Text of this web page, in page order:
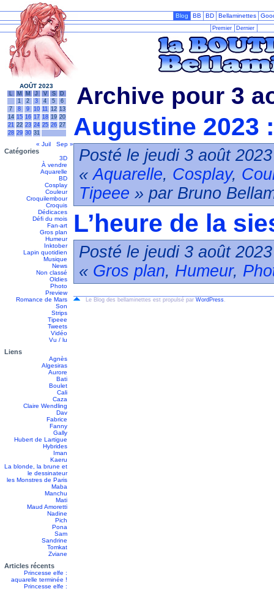
Blog BB BD Bellaminettes
Premier Dernier
AOÛT 2023
L M M J V S
D
1
2 3 4 5
6
7
8 9 10 11 12 13
14 15 16 17 18 19 20
21 22 23 24 25 26 27
28 29 30 31
« Juil Sep »
Catégories
3D
À vendre
Aquarelle
BD
Cosplay
Couleur
Croquilembour
Croquis
Dédicaces
Défi du mois
Fan-art
Gros plan
Humeur
Inktober
Lapin quotidien
Musique
News
Non classé
Oldies
Photo
Preview
Romance de Mars
Son
Strips
Tipeee
Tweets
Vidéo
Vu / lu
Liens
Agnès
Algesiras
Aurore
Bati
Boulet
Cali
Caza
Claire Wendling
Dav
Fabrice
Fanny
Gally
Hubert de Lartigue
Hybrides
Iman
Kaeru
La blonde, la brune et
le dessinateur
les Monstres de Paris
Maba
Manchu
Mati
Maud Amoretti
Nadine
Pich
Pona
Sam
Sandrine
Tomkat
Zviane
Articles récents
Princesse elfe :
aquarelle terminée !
Princesse elfe :
Archive pour 3
Augustine 2023
Posté le jeudi 3 août
«Aquarelle, Cosplay,
Tipeee » par Bruno
L’heure de la
Posté le jeudi 3 août
« Gros plan, Humeur,
Le Blog des bellaminettes est propulsé par WordPress.